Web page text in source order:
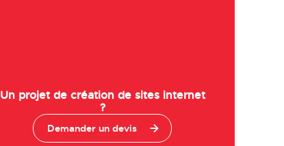
Un projet de création de sites internet
?
Demander un devis